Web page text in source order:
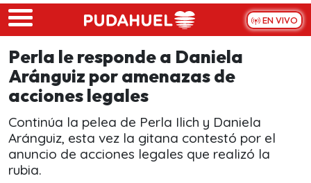
Skip to main content
EN VIVO
Perla le responde a Daniela
Aránguiz por amenazas de
acciones legales
Continúa la pelea de Perla Ilich y Daniela
Aránguiz, esta vez la gitana contestó por el
anuncio de acciones legales que realizó la
rubia.